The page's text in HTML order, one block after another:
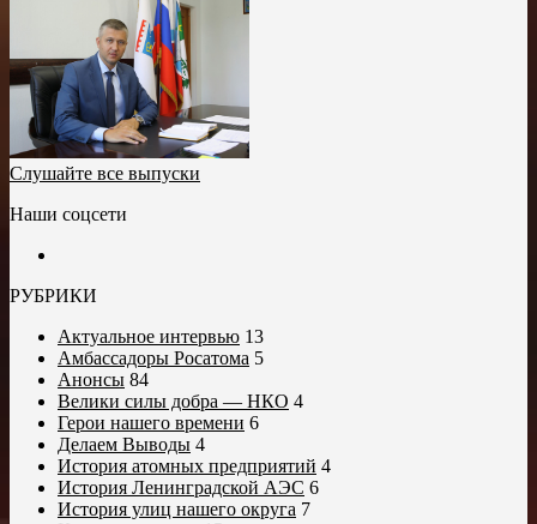
Слушайте все выпуски
Наши соцсети
РУБРИКИ
Актуальное интервью 13
Амбассадоры Росатома 5
Анонсы 84
Велики силы добра — НКО 4
Герои нашего времени 6
Делаем Выводы 4
История атомных предприятий 4
История Ленинградской АЭС 6
История улиц нашего округа 7